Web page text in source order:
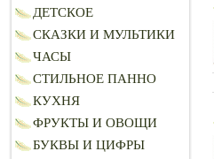
ДЕТСКОЕ
СКАЗКИ И МУЛЬТИКИ
ЧАСЫ
СТИЛЬНОЕ ПАННО
КУХНЯ
ФРУКТЫ И ОВОЩИ
БУКВЫ И ЦИФРЫ